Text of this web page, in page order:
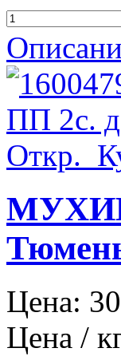
Цена:
Цена /